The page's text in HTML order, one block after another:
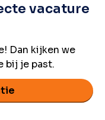
vacature
Dan kijken we
bij je past.